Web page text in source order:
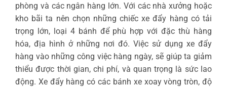
phòng và các ngân hàng lớn. Với các nhà xưởng hoặc
kho bãi ta nên chọn những chiếc xe đẩy hàng có tải
trọng lớn, loại 4 bánh để phù hợp với đặc thù hàng
hóa, địa hình ở những nơi đó. Việc sử dụng xe đẩy
hàng vào những công việc hàng ngày, sẽ giúp ta giảm
thiểu được thời gian, chi phí, và quan trọng là sức lao
động. Xe đẩy hàng có các bánh xe xoay vòng tròn, độ